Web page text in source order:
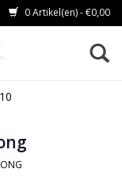
0 Artikel(en) - €0,00